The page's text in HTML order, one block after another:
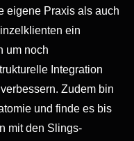
eigene Praxis als auch
ein
um noch
Integration
Zudem bin
und finde es bis
mit den Slings-